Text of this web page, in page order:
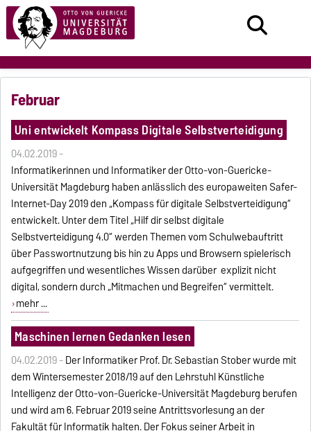
Februar
Uni entwickelt Kompass Digitale Selbstverteidigung
04.02.2019 -
Informatikerinnen und Informatiker der Otto-von-Guericke-
Universität Magdeburg haben anlässlich des europaweiten Safer-
Internet-Day 2019 den „Kompass für digitale Selbstverteidigung“
entwickelt. Unter dem Titel „Hilf dir selbst digitale
Selbstverteidigung 4.0“ werden Themen vom Schulwebauftritt
über Passwortnutzung bis hin zu Apps und Browsern spielerisch
aufgegriffen und wesentliches Wissen darüber explizit nicht
digital, sondern durch „Mitmachen und Begreifen“ vermittelt.
mehr ...
Maschinen lernen Gedanken lesen
04.02.2019 -Der Informatiker Prof. Dr. Sebastian Stober wurde mit
dem Wintersemester 2018/19 auf den Lehrstuhl Künstliche
Intelligenz der Otto-von-Guericke-Universität Magdeburg berufen
und wird am 6. Februar 2019 seine Antrittsvorlesung an der
Fakultät für Informatik halten. Der Fokus seiner Arbeit in